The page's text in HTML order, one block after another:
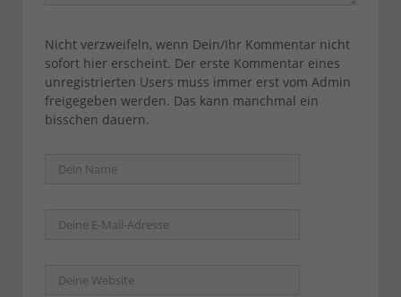
Nicht verzweifeln, wenn Dein/Ihr Kommentar nicht
sofort hier erscheint. Der erste Kommentar eines
unregistrierten Users muss immer erst vom Admin
freigegeben werden. Das kann manchmal ein
bisschen dauern.